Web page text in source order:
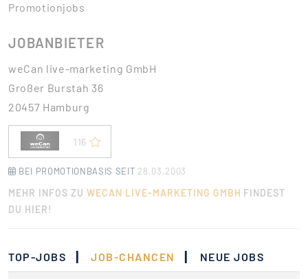
Promotionjobs
JOBANBIETER
weCan live-marketing GmbH
Großer Burstah 36
20457 Hamburg
116
BEI PROMOTIONBASIS SEIT 28.03.2003
MEHR INFOS ZU WECAN LIVE-MARKETING GMBH FINDEST
DU HIER!
TOP-JOBS | JOB-CHANCEN | NEUE JOBS